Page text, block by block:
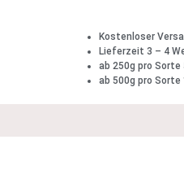
Kostenloser
Lieferzeit 3 – 4
ab 250g pro Sorte
ab 500g pro Sorte